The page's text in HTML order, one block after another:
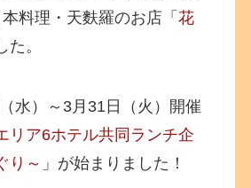
料理・天麩羅のお店「花
た。
水）～3月31日（火）開催
リア6ホテル共同ランチ企
り～ 」が始まりました！